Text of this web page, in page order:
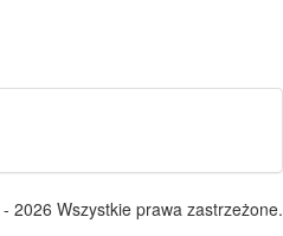
2026 Wszystkie prawa zastrzeżone.